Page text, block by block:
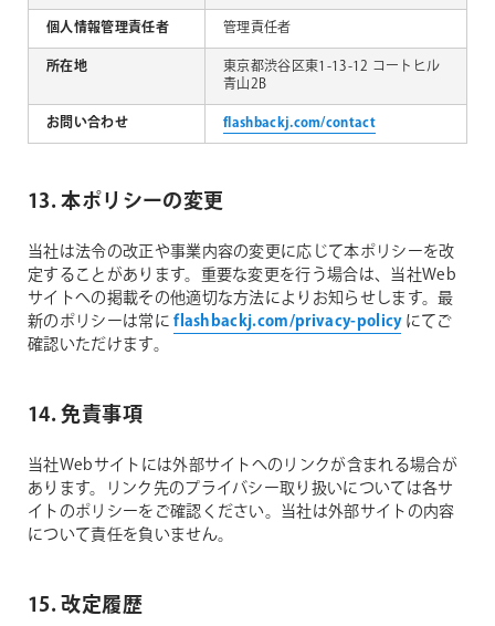
個人情報管理責任者 管理責任者
所在地
東京都渋谷区東1-13-12 コートヒル
青山2B
お問い合わせ flashbackj.com/contact
13. 本ポリシーの変更
当社は法令の改正や事業内容の変更に応じて本ポリシーを改
定することがあります。重要な変更を行う場合は、当社Web
サイトへの掲載その他適切な方法によりお知らせします。最
新のポリシーは常にflashbackj.com/privacy-policyにてご
確認いただけます。
14. 免責事項
当社Webサイトには外部サイトへのリンクが含まれる場合が
あります。リンク先のプライバシー取り扱いについては各サ
イトのポリシーをご確認ください。当社は外部サイトの内容
について責任を負いません。
15. 改定履歴